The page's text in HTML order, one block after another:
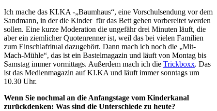
Ich mache das KI.KA -„Baumhaus“, eine Vorschulsendung vor dem
Sandmann, in der die Kinder für das Bett gehen vorbereitet werden
sollen. Eine kurze Moderation die ungefähr drei Minuten läuft, die
aber ein ziemlicher Quotenrenner ist, weil das bei vielen Familien
zum Einschlafritual dazugehört. Dann mach ich noch die „Mit-
Mach-Mühle“, das ist ein Bastelmagazin und läuft von Montag bis
Samstag immer vormittags. Außerdem mach ich die Trickboxx. Das
ist das Medienmagazin auf KI.KA und läuft immer sonntags um
10.30 Uhr.
Wenn Sie nochmal an die Anfangstage vom Kinderkanal
zurückdenken: Was sind die Unterschiede zu heute?